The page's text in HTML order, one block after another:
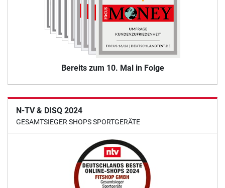
Bereits zum 10. Mal in Folge
N-TV & DISQ 2024
GESAMTSIEGER SHOPS SPORTGERÄTE